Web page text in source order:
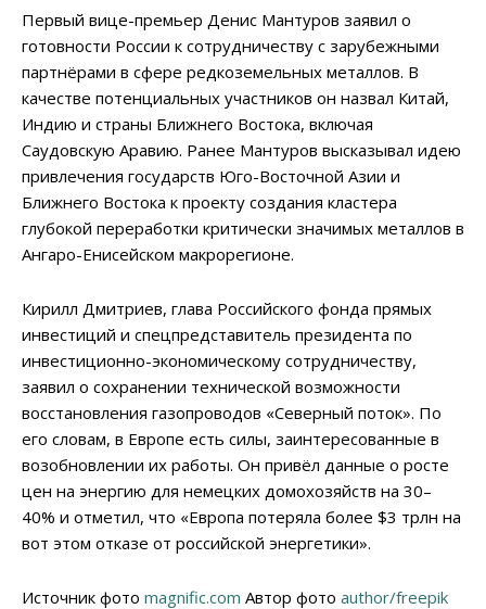
Первый вице-премьер Денис Мантуров заявил о
готовности России к сотрудничеству с зарубежными
партнёрами в сфере редкоземельных металлов. В
качестве потенциальных участников он назвал Китай,
Индию и страны Ближнего Востока, включая
Саудовскую Аравию. Ранее Мантуров высказывал идею
привлечения государств Юго-Восточной Азии и
Ближнего Востока к проекту создания кластера
глубокой переработки критически значимых металлов в
Ангаро-Енисейском макрорегионе.
Кирилл Дмитриев, глава Российского фонда прямых
инвестиций и спецпредставитель президента по
инвестиционно-экономическому сотрудничеству,
заявил о сохранении технической возможности
восстановления газопроводов «Северный поток». По
его словам, в Европе есть силы, заинтересованные в
возобновлении их работы. Он привёл данные о росте
цен на энергию для немецких домохозяйств на 30–
40% и отметил, что «Европа потеряла более $3 трлн на
вот этом отказе от российской энергетики».
Источник фото magnific.com Автор фото author/freepik